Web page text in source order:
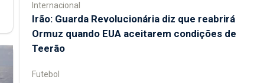
Internacional
Irão: Guarda Revolucionária diz que reabrirá
Ormuz quando EUA aceitarem condições de
Teerão
Futebol